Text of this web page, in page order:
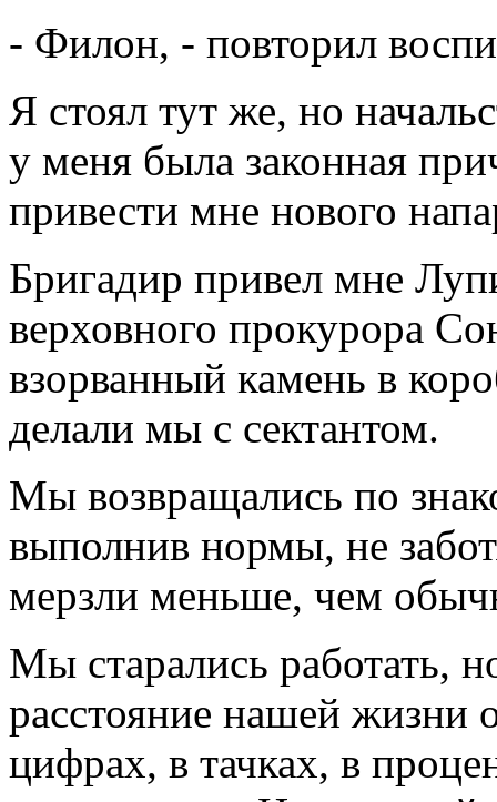
- Филон, - повторил
Я стоял тут же, но
у меня была законная
привести мне нового
Бригадир привел мне
верховного прокурора
взорванный камень в
делали мы с сектантом.
Мы возвращались по
выполнив нормы, не
мерзли меньше, чем
Мы старались работать,
расстояние нашей жизни
цифрах, в тачках, в